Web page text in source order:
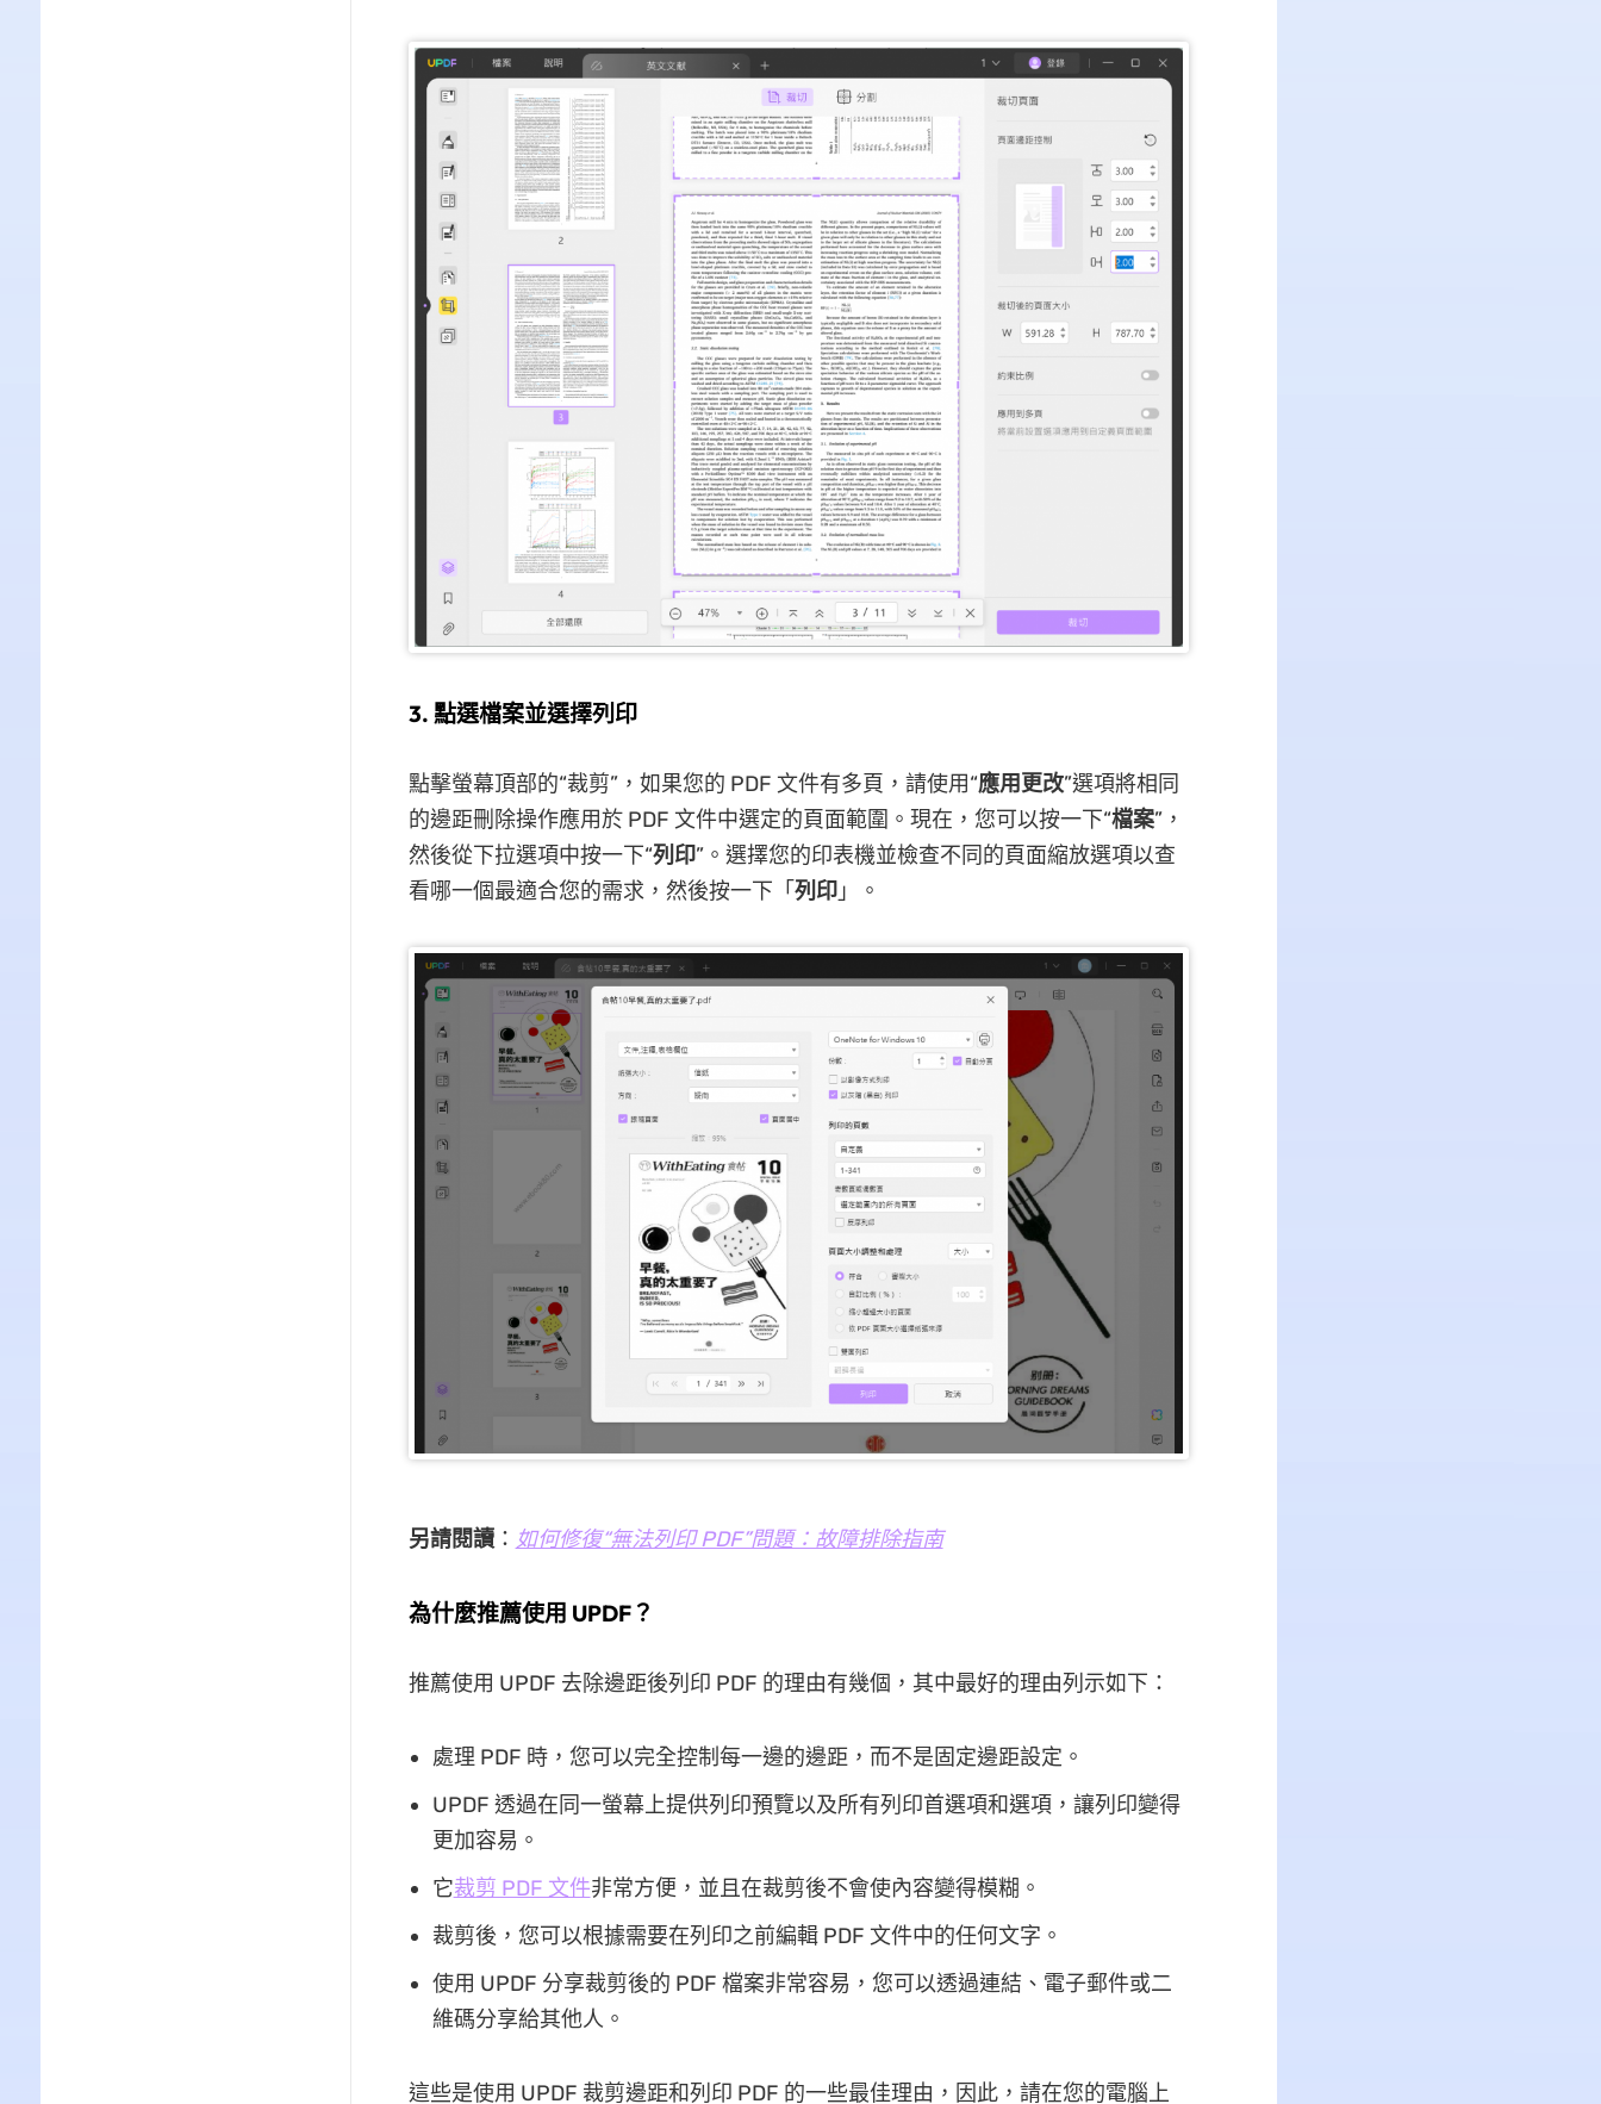
3. 點選檔案並選擇列印
點擊螢幕頂部的“裁剪”，如果您的 PDF 文件有多頁，請使用“應用更改”選項將相同
的邊距刪除操作應用於 PDF 文件中選定的頁面範圍。現在，您可以按一下“檔案”，
然後從下拉選項中按一下“列印”。選擇您的印表機並檢查不同的頁面縮放選項以查
看哪一個最適合您的需求，然後按一下「 列印」。
另請閱讀： 如何修復“無法列印 PDF”問題：故障排除指南
為什麼推薦使用 UPDF？
推薦使用 UPDF 去除邊距後列印 PDF 的理由有幾個，其中最好的理由列示如下：
處理 PDF 時，您可以完全控制每一邊的邊距，而不是固定邊距設定。
UPDF 透過在同一螢幕上提供列印預覽以及所有列印首選項和選項，讓列印變得
更加容易。
它裁剪 PDF 文件非常方便，並且在裁剪後不會使內容變得模糊。
裁剪後，您可以根據需要在列印之前編輯 PDF 文件中的任何文字。
使用 UPDF 分享裁剪後的 PDF 檔案非常容易，您可以透過連結、電子郵件或二
維碼分享給其他人。
這些是使用 UPDF 裁剪邊距和列印 PDF 的一些最佳理由，因此，請在您的電腦上